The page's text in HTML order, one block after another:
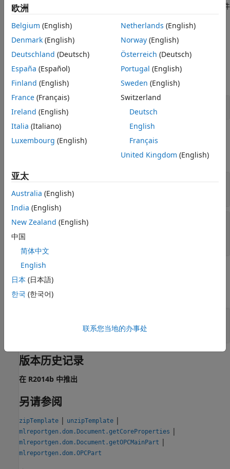
示例
输入参量
输出参量
partOut
将 OPC 部分对象指定的文件
添加到文档的 OPC 包中。
示例
示例
全部展开
将文件添加到文档包
输入参数
docObj—记录 OPC 包以添加文件
mlreportgen.dom.Document
opcPart—指定要添加到 OPC 包的文件的 OPC
输出参量
全部展开
mlreportgen.dom.OPCPart对象
版本历史记录
在 R2014b 中推出
另请参阅
zipTemplate | unzipTemplate |
mlreportgen.dom.Document.getCoreProperties |
mlreportgen.dom.Document.getOPCMainPart |
mlreportgen.dom.OPCPart
欧洲
Belgium (English)
Denmark (English)
Deutschland (Deutsch)
España (Español)
Finland (English)
France (Français)
Ireland (English)
Italia (Italiano)
Luxembourg (English)
Netherlands (English)
Norway(English)
Österreich (Deutsch)
Portugal (English)
Sweden (English)
Switzerland
Deutsch
English
Français
United Kingdom (English)
亚太
Australia (English)
India (English)
New Zealand (English)
中国
简体中文
English
日本 (日本語)
한국 (한국어)
联系您当地的办事处